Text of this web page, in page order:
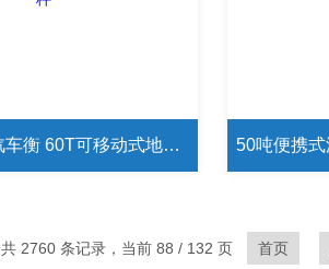
60吨便携式汽车衡 60T可移动式地磅秤
共 2760 条记录，当前 88 / 132 页 首页